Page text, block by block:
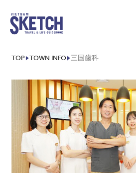
TOP TOWN INFO 三国歯科